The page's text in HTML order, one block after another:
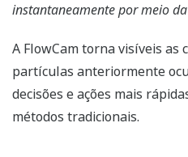
instantaneamente por meio
A FlowCam torna visíveis as
partículas anteriormente
decisões e ações mais
métodos tradicionais.